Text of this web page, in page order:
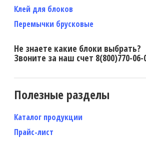
Клей для блоков
Перемычки брусковые
Не знаете какие блоки выбрать?
Звоните за наш счет 8(800)770-06-
Полезные разделы
Каталог продукции
Прайс-лист